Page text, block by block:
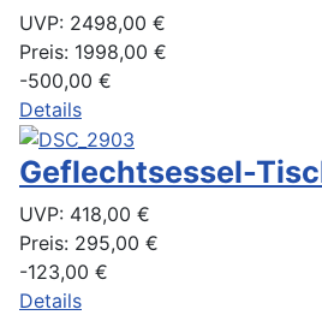
UVP: 2498,00 €
Preis: 1998,00 €
-500,00 €
Details
Geflechtsessel-
UVP: 418,00 €
Preis: 295,00 €
-123,00 €
Details